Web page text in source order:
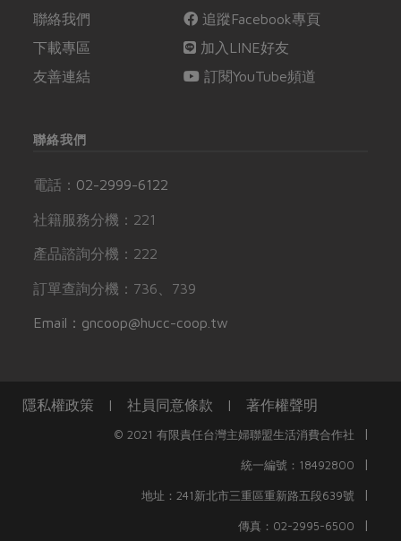
聯絡我們
下載專區
友善連結
追蹤Facebook專頁
加入LINE好友
訂閱YouTube頻道
聯絡我們
電話： 02-2999-6122
社籍服務分機：221
產品諮詢分機：222
訂單查詢分機：736、739
Email：gncoop@hucc-coop.tw
隱私權政策 | 社員同意條款 | 著作權聲明
© 2021 有限責任台灣主婦聯盟生活消費合作社 |
統一編號：18492800 |
地址：241新北市三重區重新路五段639號 |
傳真：02-2995-6500 |